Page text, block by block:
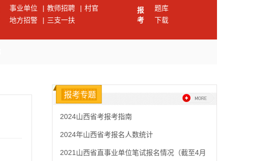
事业单位 | 教师招聘 | 村官
地方招警
| 三支一扶
报
考
题库
下载
报考专题
2024山西省考报考指南
2024年山西省考报名人数统计
2021山西省直事业单位笔试报名情况（截至4月